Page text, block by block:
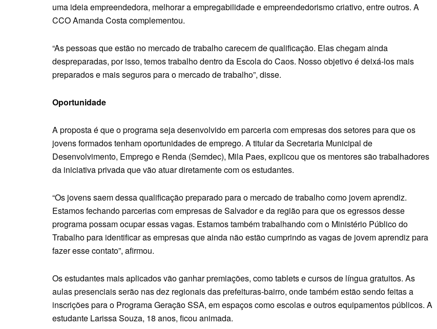
uma ideia empreendedora, melhorar a empregabilidade e empreendedorismo criativo, entre outros. A
CCO Amanda Costa complementou.
“As pessoas que estão no mercado de trabalho carecem de qualificação. Elas chegam ainda
despreparadas, por isso, temos trabalho dentro da Escola do Caos. Nosso objetivo é deixá-los mais
preparados e mais seguros para o mercado de trabalho”, disse.
Oportunidade
A proposta é que o programa seja desenvolvido em parceria com empresas dos setores para que os
jovens formados tenham oportunidades de emprego. A titular da Secretaria Municipal de
Desenvolvimento, Emprego e Renda (Semdec), Mila Paes, explicou que os mentores são trabalhadores
da iniciativa privada que vão atuar diretamente com os estudantes.
“Os jovens saem dessa qualificação preparado para o mercado de trabalho como jovem aprendiz.
Estamos fechando parcerias com empresas de Salvador e da região para que os egressos desse
programa possam ocupar essas vagas. Estamos também trabalhando com o Ministério Público do
Trabalho para identificar as empresas que ainda não estão cumprindo as vagas de jovem aprendiz para
fazer esse contato”, afirmou.
Os estudantes mais aplicados vão ganhar premiações, como tablets e cursos de língua gratuitos. As
aulas presenciais serão nas dez regionais das prefeituras-bairro, onde também estão sendo feitas a
inscrições para o Programa Geração SSA, em espaços como escolas e outros equipamentos públicos. A
estudante Larissa Souza, 18 anos, ficou animada.